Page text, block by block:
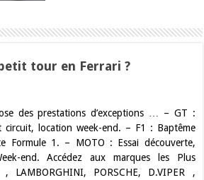
tour en Ferrari ?
des prestations d’exceptions … – GT :
circuit, location week-end. – F1 : Baptême
Formule 1. – MOTO : Essai découverte,
end. Accédez aux marques les Plus
, LAMBORGHINI, PORSCHE, D.VIPER ,